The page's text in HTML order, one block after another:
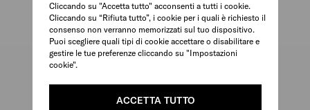
Cliccando su "Accetta tutto" acconsenti a tutti i cookie.
Cliccando su “Rifiuta tutto”, i cookie per i quali è richiesto il
consenso non verranno memorizzati sul tuo dispositivo.
Puoi scegliere quali tipi di cookie accettare o disabilitare e
gestire le tue preferenze cliccando su "Impostazioni
cookie".
ACCETTA TUTTO